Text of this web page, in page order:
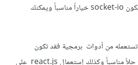
الأمامية frontend وقد يكون socket-io خياراً مناسباً ويمكنك
من أدوات برمجية فقد تكون